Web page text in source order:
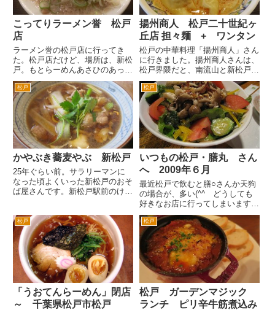
こってりラーメン誉 松戸
店
ラーメン誉の松戸店に行ってき
た。松戸店だけど、場所は、新松
戸。もとらーめんあさひのあった
場所だ。 おさらいしておくと総
武線沿線の人気ラーメン店「なり
たけ」で修行した人が柏駅西口に
らーめん「誉」をオープン。 そ
して2012年暮れに新松戸駅そ
ば...
揚州商人 松戸二十世紀ヶ
丘店 担々麺 + ワンタン
松戸の中華料理「揚州商人」さん
に行きました。揚州商人さんは、
松戸界隈だと、南流山と新松戸に
あります。ここ松戸もそうなんで
すが、どこの店舗も駅から離れて
ます。松戸と新松戸は、周辺は住
宅街という立地です。 そうい
う出店戦略なんですね。同じラ
ー...
松戸
かやぶき蕎麦やぶ 新松戸
25年ぐらい前。サラリーマンに
なった頃よくいった新松戸のおそ
ば屋さんです。新松戸駅前のけや
が、最後の7丁目付近に入ったら
（坂川を横断すると7丁目？）、
左へ入っていくと右斜め前に見
え...
松戸
いつもの松戸・膳丸 さん
へ 2009年６月
最近松戸で飲むと膳○さんか天狗
の場合が、多い(^^ゞどうしても
好きなお店に行ってしまいます
ね。 生ビールをお願いします！
お通しです。フランスパンとおか
ら？ですかね。 キノコたっぷり
サラダです。ボリュームありま
す。 レバーとうずらの玉子で
す...
松戸
「うおてんらーめん」閉店
～ 千葉県松戸市松戸
松戸
松戸 ガーデンマジック
ランチ ピリ辛牛筋煮込み